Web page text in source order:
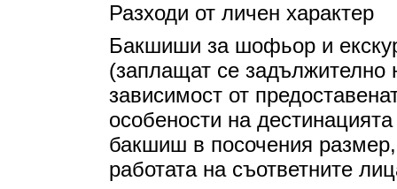
Разходи от личен характер
Бакшиши за шофьор и
(заплащат се задължително
зависимост от
особености на
бакшиш в посочения
работата на съответните